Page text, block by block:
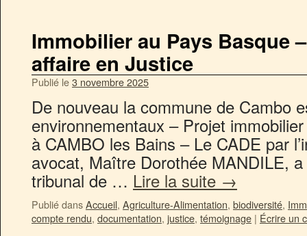
Immobilier au Pays Basque
affaire en Justice
Publié le3 novembre 2025
De nouveau la commune de Cambo
environnementaux – Projet
à CAMBO les Bains – Le CADE par
avocat, Maître Dorothée MANDILE,
tribunal de … Lire la suite →
Publié dansAccueil, Agriculture-Alimentation, biodiversité,
compte rendu, documentation, justice, témoignage | Écrire un